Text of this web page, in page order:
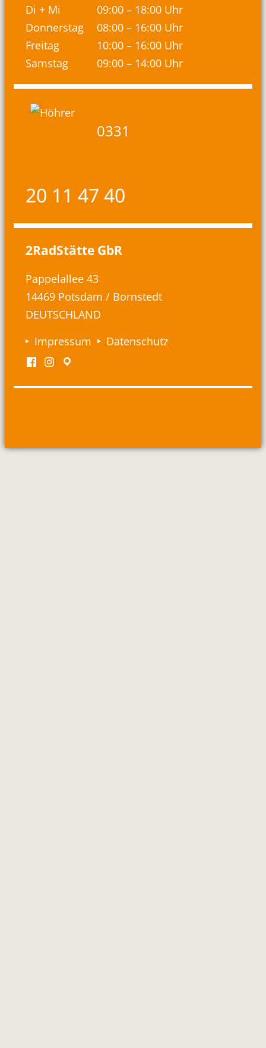
Di + Mi
09:00 – 18:00 Uhr
Donnerstag
08:00 – 16:00 Uhr
Freitag
10:00 – 16:00 Uhr
Samstag
09:00 – 14:00 Uhr
0331
20 11 47 40
2RadStätte GbR
Pappelallee 43
14469 Potsdam / Bornstedt
DEUTSCHLAND
Impressum
Datenschutz